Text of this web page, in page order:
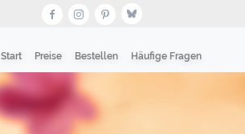
Start(current)
Preise(current)
Bestellen Häufige Fragen